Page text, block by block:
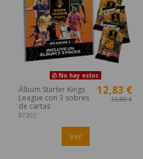
No hay estoc
Álbum Starter Kings
League con 3 sobres
de cartas
87302
12,83 €
13,80 €
Ver